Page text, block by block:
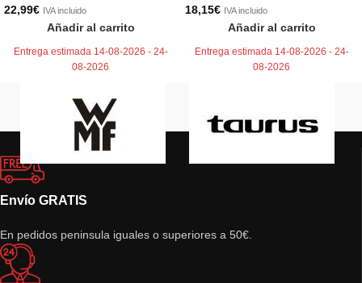
22,99€ IVA incluido
Añadir al carrito
Entrega estimada 14-08-2026 - 24-
08-2026
18,15€ IVA incluido
Añadir al carrito
Entrega estimada 14-08-2026 - 24-
08-2026
Envío GRATIS
En pedidos peninsula iguales o superiores a 50€.